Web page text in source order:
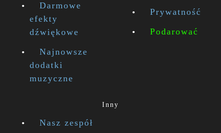
Darmowe
efekty
dźwiękowe
Najnowsze
dodatki
muzyczne
Prywatność
Podarować
Inny
Nasz zespół